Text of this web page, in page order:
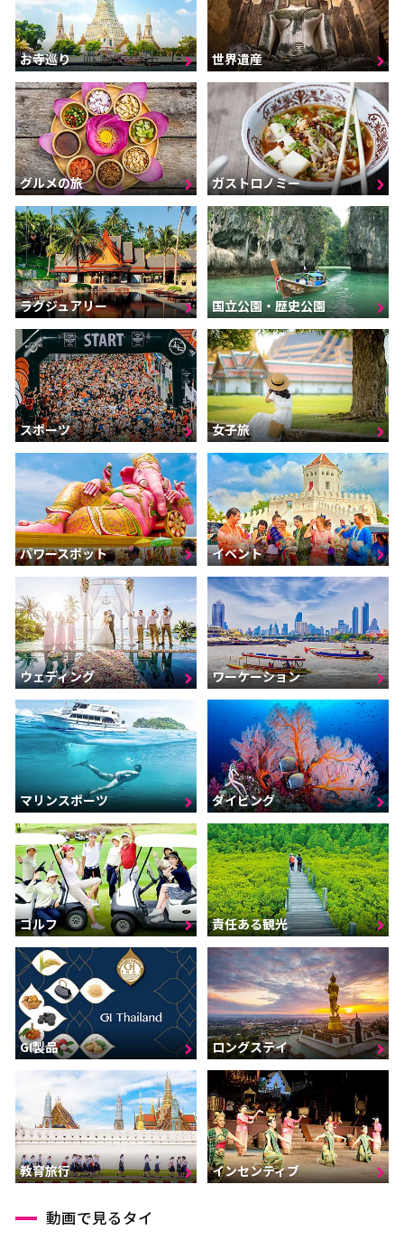
お寺巡り 世界遺産
グルメの旅 ガストロノミー
ラグジュアリー 国立公園・歴史公園
スポーツ 女子旅
パワースポット イベント
ウェディング ワーケーション
マリンスポーツ ダイビング
ゴルフ 責任ある観光
GI製品 ロングステイ
教育旅行 インセンティブ
動画で見るタイ